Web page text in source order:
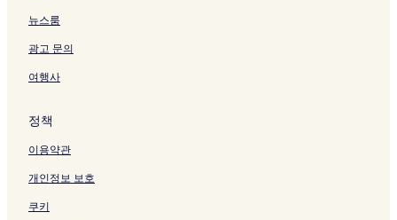
P
e
r
e
n
n
B
e
a
y
페
이
지
는
크
뉴스룸
광고 문의
여행사
정책
이용약관
개인정보 보호
쿠키